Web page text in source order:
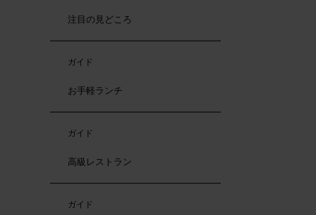
注目の見どころ
ガイド
お手軽ランチ
ガイド
高級レストラン
ガイド